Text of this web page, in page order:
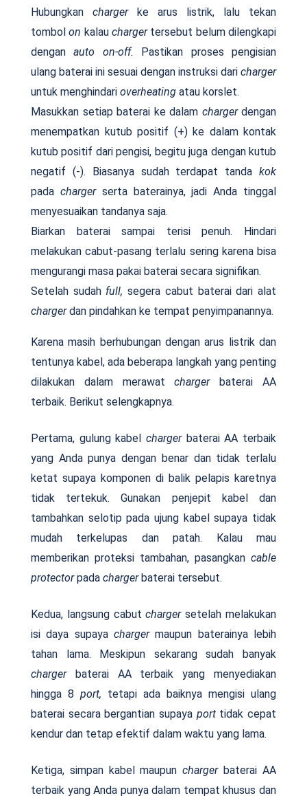
Hubungkan chargerke arus listrik, lalu tekan
tombolon kalaucharger tersebut belum dilengkapi
denganauto on-off. Pastikan proses pengisian
ulang baterai ini sesuai dengan instruksi dari charger
untuk menghindari overheating atau korslet.
Masukkan setiap baterai ke dalam charger dengan
menempatkan kutub positif (+) ke dalam kontak
kutub positif dari pengisi, begitu juga dengan kutub
negatif (-). Biasanya sudah terdapat tanda kok
pada charger serta baterainya, jadi Anda tinggal
menyesuaikan tandanya saja.
Biarkan baterai sampai terisi penuh. Hindari
melakukan cabut-pasang terlalu sering karena bisa
mengurangi masa pakai baterai secara signifikan.
Setelah sudah full,segera cabut baterai dari alat
chargerdan pindahkan ke tempat penyimpanannya.
Karena masih berhubungan dengan arus listrik dan
tentunya kabel, ada beberapa langkah yang penting
dilakukan dalam merawatchargerbaterai AA
terbaik. Berikut selengkapnya.
Pertama, gulung kabel charger baterai AA terbaik
yang Anda punya dengan benar dan tidak terlalu
ketat supaya komponen di balik pelapis karetnya
tidak tertekuk. Gunakan penjepit kabel dan
tambahkan selotip pada ujung kabel supaya tidak
mudah terkelupas dan patah. Kalau mau
memberikan proteksi tambahan, pasangkan cable
protectorpada chargerbaterai tersebut.
Kedua, langsung cabutchargersetelah melakukan
isi daya supaya chargermaupun baterainya lebih
tahan lama. Meskipun sekarang sudah banyak
charger baterai AA terbaik yang menyediakan
hingga 8 port, tetapi ada baiknya mengisi ulang
baterai secara bergantian supaya port tidak cepat
kendur dan tetap efektif dalam waktu yang lama.
Ketiga, simpan kabel maupunchargerbaterai AA
terbaik yang Anda punya dalam tempat khusus dan